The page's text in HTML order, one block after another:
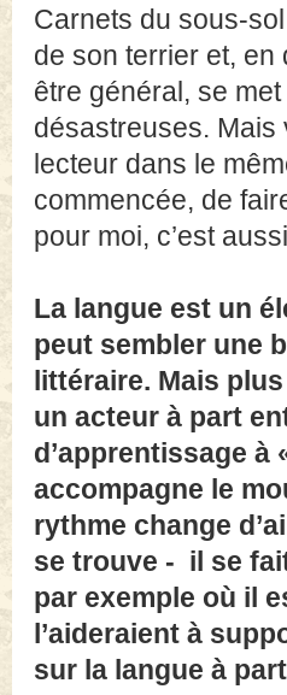
Carnets du sous-
de son terrier et, en
être général, se
désastreuses. Mais
lecteur dans le
commencée, de
pour moi, c’est
La langue est un
peut sembler une
littéraire. Mais
un acteur à part
d’apprentissage à
accompagne le
rythme change
se trouve - il se
par exemple où il
l’aideraient à
sur la langue à